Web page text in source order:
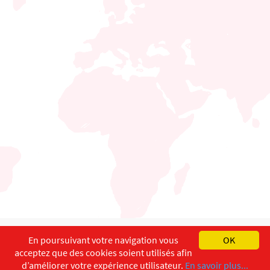
English Français
Copyright ©ISEC-AdW Impressum
OK
En poursuivant votre navigation vous
acceptez que des cookies soient utilisés afin
d’améliorer votre expérience utilisateur. En savoir plus...